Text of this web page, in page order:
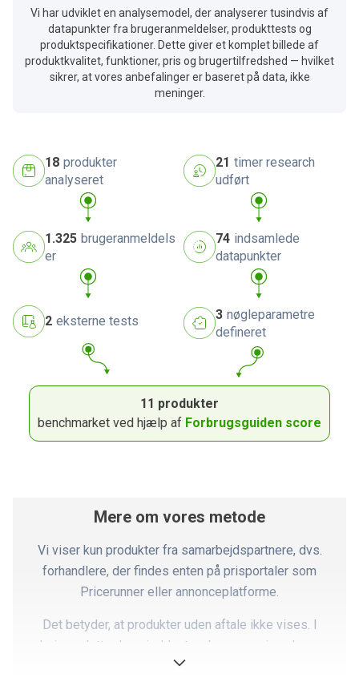
Vi har udviklet en analysemodel, der analyserer tusindvis af
datapunkter fra brugeranmeldelser, produkttests og
produktspecifikationer. Dette giver et komplet billede af
produktkvalitet, funktioner, pris og brugertilfredshed — hvilket
sikrer, at vores anbefalinger er baseret på data, ikke
meninger.
18 produkter
analyseret
21 timer research
udført
1.325 brugeranmeldels
er
74 indsamlede
datapunkter
2 eksterne tests 3 nøgleparametre
defineret
11 produkter
benchmarket ved hjælp af Forbrugsguiden score
Mere om vores metode
Vi viser kun produkter fra samarbejdspartnere, dvs.
forhandlere, der findes enten på prisportaler som
Pricerunner eller annonceplatforme.
Det betyder, at produkter uden aftale ikke vises. I
praksis er dette dog sjældent en begrænsning, da vores
partnere dækker langt størstedelen af markedet.